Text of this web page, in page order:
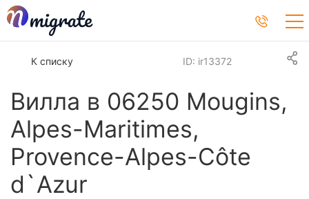
К списку
Вилла в 06250 Mougins,
Alpes-Maritimes,
Provence-Alpes-Côte
d`Azur
ID: ir13372